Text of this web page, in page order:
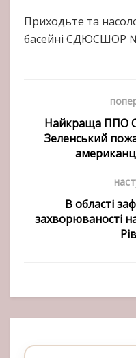
Приходьте та
басейні СДЮСШОР
Найкраща ППО
Зеленський
В області
захворюваності